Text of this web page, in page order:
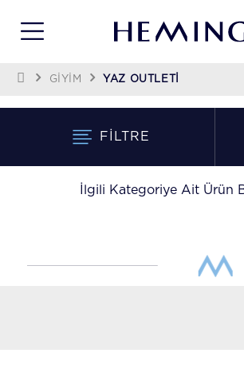
GİYİM YAZ OUTLETI
FILTRE
İlgili Kategoriye Ait Ürün